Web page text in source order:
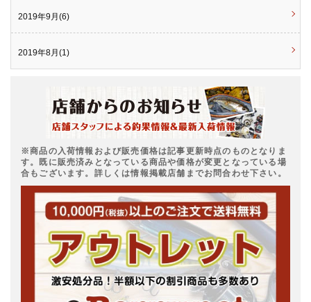
2019年9月(6)
2019年8月(1)
※商品の入荷情報および販売価格は記事更新時点のものとなりま
す。既に販売済みとなっている商品や価格が変更となっている場
合もございます。詳しくは情報掲載店舗までお問合わせ下さい。